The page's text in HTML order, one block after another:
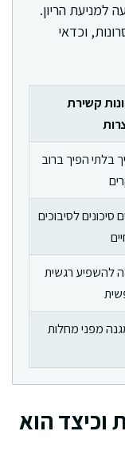
למניעת הריון.
וכדאי
קשירת
בלתי הפיך ברוב
סיכונים לסיבוכים
להשפיע רגשית
מפני מחלות
וכיצד הוא